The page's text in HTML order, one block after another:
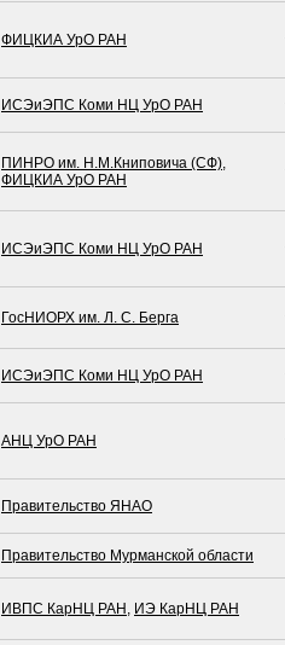
ФИЦКИА УрО РАН
ИСЭиЭПС Коми НЦ УрО РАН
ПИНРО им. Н.М.Книповича (СФ),
ФИЦКИА УрО РАН
ИСЭиЭПС Коми НЦ УрО РАН
ГосНИОРХ им. Л. С. Берга
ИСЭиЭПС Коми НЦ УрО РАН
АНЦ УрО РАН
Правительство ЯНАО
Правительство Мурманской области
ИВПС КарНЦ РАН , ИЭ КарНЦ РАН